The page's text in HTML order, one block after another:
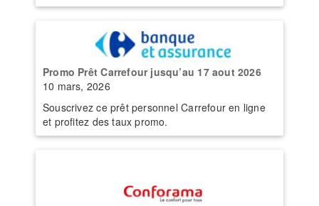
Promo Prêt Carrefour jusqu’au 17 aout 2026
10 mars, 2026
Souscrivez ce prêt personnel Carrefour en ligne
et profitez des taux promo.